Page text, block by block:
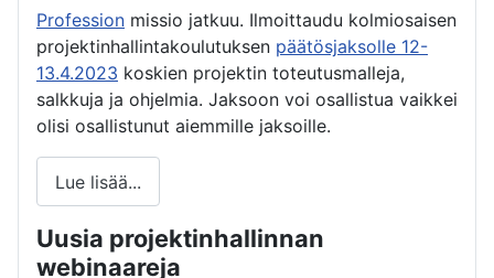
Profession missio jatkuu. Ilmoittaudu kolmiosaisen
projektinhallintakoulutuksen päätösjaksolle 12-
13.4.2023 koskien projektin toteutusmalleja,
salkkuja ja ohjelmia. Jaksoon voi osallistua vaikkei
olisi osallistunut aiemmille jaksoille.
Lue lisää...
Uusia projektinhallinnan
webinaareja